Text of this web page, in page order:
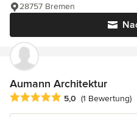
28757 Bremen
Aumann Architektur
Durchschnittliche Bewertung:
5,0 (1 Bewertung)